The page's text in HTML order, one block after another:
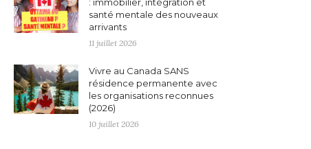
santé mentale des nouveaux
arrivants
11 juillet 2026
Vivre au Canada SANS
résidence permanente avec
les organisations reconnues
(2026)
10 juillet 2026